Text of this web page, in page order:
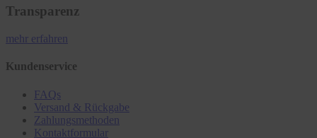
Transparenz
mehr erfahren
Kundenservice
FAQs
Versand & Rückgabe
Zahlungsmethoden
Kontaktformular